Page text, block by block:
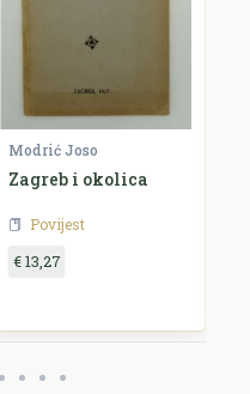
Modrić Joso
Zagreb i okolica
Povijest
€ 13,27